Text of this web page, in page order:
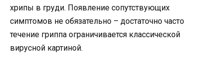
хрипы в груди. Появление сопутствующих
симптомов не обязательно – достаточно часто
течение гриппа ограничивается классической
вирусной картиной.